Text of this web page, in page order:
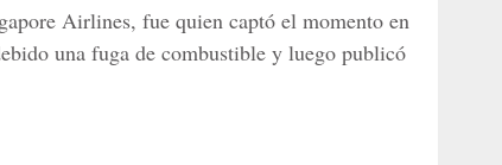
Airlines, fue quien captó el momento en
una fuga de combustible y luego publicó